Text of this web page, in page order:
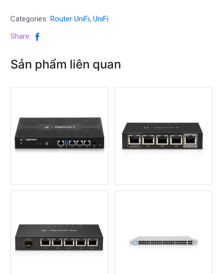
Categories: Router UniFi, UniFi
Share:
Sản phẩm liên quan